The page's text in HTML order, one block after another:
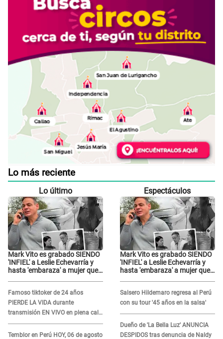
Lo más reciente
Lo último
Mark Vito es grabado SIENDO
'INFIEL' a Leslie Echevarría y
hasta 'embaraza' a mujer que
Famoso tiktoker de 24 años
PIERDE LA VIDA durante
transmisión EN VIVO en plena calle
y desata conmoción
Temblor en Perú HOY, 06 de agosto
Espectáculos
Mark Vito es grabado SIENDO
'INFIEL' a Leslie Echevarría y
hasta 'embaraza' a mujer que
Salsero Hildemaro regresa al Perú
con su tour '45 años en la salsa'
Dueño de 'La Bella Luz' ANUNCIA
DESPIDOS tras denuncia de Naldy